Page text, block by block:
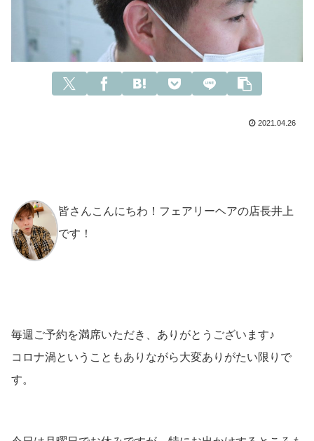
2021.04.26
皆さんこんにちわ！フェアリーヘアの店長井上
です！
毎週ご予約を満席いただき、ありがとうございます♪
コロナ渦ということもありながら大変ありがたい限りで
す。